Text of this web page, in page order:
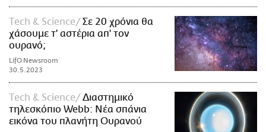
Τech & Science
Σε 20 χρόνια θα
χάσουμε τ' αστέρια απ' τον
ουρανό;
LifO Newsroom
30.5.2023
Τech & Science
Διαστημικό
τηλεσκόπιο Webb: Νέα σπάνια
εικόνα του πλανήτη Ουρανού